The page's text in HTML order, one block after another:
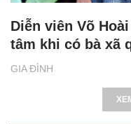
GIA ĐÌNH
Diễn viên Võ
tâm khi có bà xã